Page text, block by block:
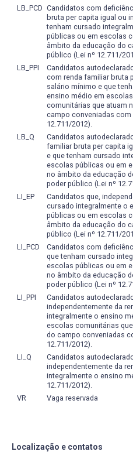
LB_PCD Candidatos com
bruta per capita igual ou
tenham cursado
públicas ou em escolas
âmbito da educação do
público (Lei nº 12.711/
LB_PPI
Candidatos
com renda familiar bruta
salário mínimo e que
ensino médio em
comunitárias que atuam
campo conveniadas com
12.711/2012).
LB_Q
Candidatos
familiar bruta per capita
e que tenham cursado
escolas públicas ou em
no âmbito da educação
poder público (Lei nº
LI_EP
Candidatos que,
cursado integralmente o
públicas ou em escolas
âmbito da educação do
público (Lei nº 12.711/
LI_PCD
Candidatos com
que tenham cursado
escolas públicas ou em
no âmbito da educação
poder público (Lei nº
LI_PPI
Candidatos
independentemente da
integralmente o ensino
escolas comunitárias
do campo conveniadas
12.711/2012).
LI_Q
Candidatos
independentemente da
integralmente o ensino
12.711/2012).
VR
Vaga reservada
Localização e contatos